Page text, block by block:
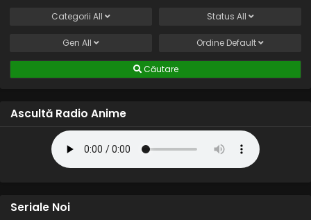
Categorii All Status All
Gen All Ordine Default
Căutare
Ascultă Radio Anime
Seriale Noi